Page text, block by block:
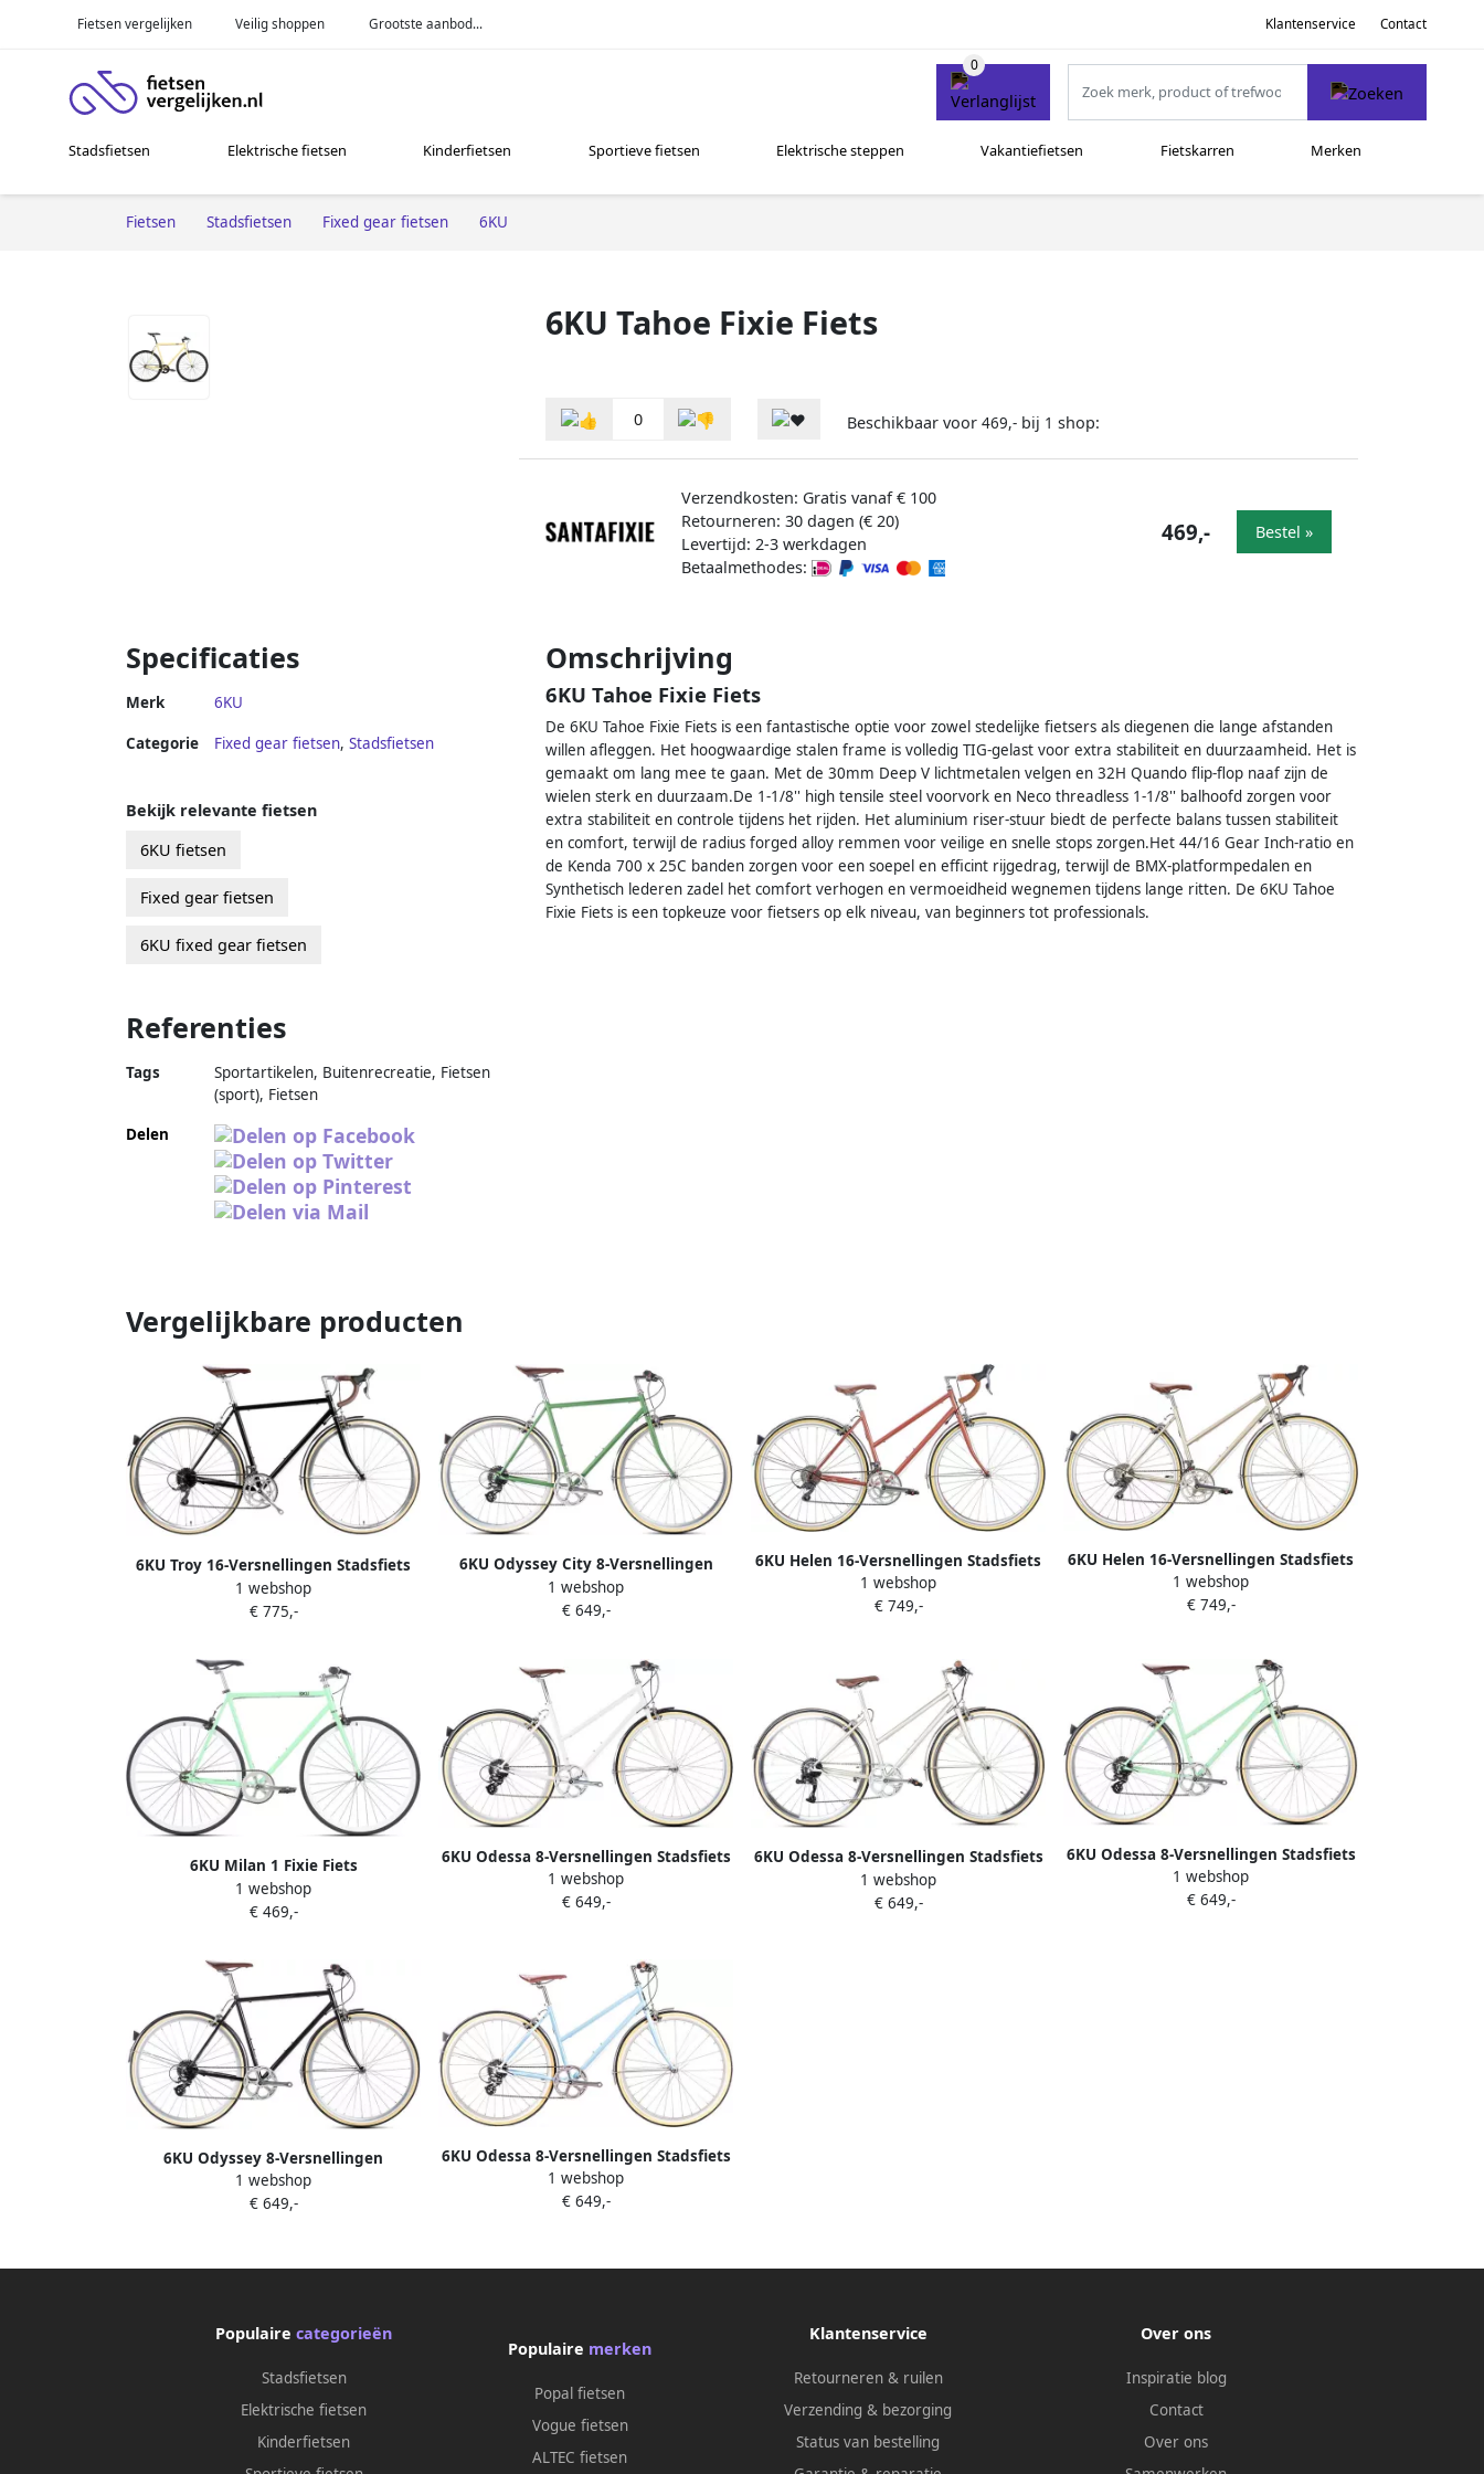
Fietsen vergelijken Veilig shoppen Grootste aanbod... Klantenservice Contact
Stadsfietsen Elektrische fietsen Kinderfietsen Sportieve fietsen Elektrische steppen Vakantiefietsen Fietskarren Merken
Fietsen Stadsfietsen Fixed gear fietsen 6KU
6KU Tahoe Fixie Fiets
0 Beschikbaar voor 469,- bij 1 shop:
Verzendkosten: Gratis vanaf € 100
Retourneren: 30 dagen (€ 20)
Levertijd: 2-3 werkdagen
Betaalmethodes:
469,- Bestel »
Specificaties
Merk 6KU
Categorie Fixed gear fietsen, Stadsfietsen
Omschrijving
6KU Tahoe Fixie Fiets
De 6KU Tahoe Fixie Fiets is een fantastische optie voor zowel stedelijke fietsers als diegenen die lange afstanden
willen afleggen. Het hoogwaardige stalen frame is volledig TIG-gelast voor extra stabiliteit en duurzaamheid. Het is
gemaakt om lang mee te gaan. Met de 30mm Deep V lichtmetalen velgen en 32H Quando flip-flop naaf zijn de
wielen sterk en duurzaam.De 1-1/8'' high tensile steel voorvork en Neco threadless 1-1/8'' balhoofd zorgen voor
extra stabiliteit en controle tijdens het rijden. Het aluminium riser-stuur biedt de perfecte balans tussen stabiliteit
en comfort, terwijl de radius forged alloy remmen voor veilige en snelle stops zorgen.Het 44/16 Gear Inch-ratio en
de Kenda 700 x 25C banden zorgen voor een soepel en efficint rijgedrag, terwijl de BMX-platformpedalen en
Synthetisch lederen zadel het comfort verhogen en vermoeidheid wegnemen tijdens lange ritten. De 6KU Tahoe
Fixie Fiets is een topkeuze voor fietsers op elk niveau, van beginners tot professionals.
Bekijk relevante fietsen
6KU fietsen
Fixed gear fietsen
6KU fixed gear fietsen
Referenties
Tags
Sportartikelen, Buitenrecreatie, Fietsen
(sport), Fietsen
Delen
Vergelijkbare producten
6KU Troy 16-Versnellingen Stadsfiets
Del Rey Black
1 webshop
€ 775,-
6KU Odyssey City 8-Versnellingen
Stadsfiets Silverlake
1 webshop
€ 649,-
6KU Helen 16-Versnellingen Stadsfiets
Rose Gold
1 webshop
€ 749,-
6KU Helen 16-Versnellingen Stadsfiets
Champagne
1 webshop
€ 749,-
6KU Milan 1 Fixie Fiets
1 webshop
€ 469,-
6KU Odessa 8-Versnellingen Stadsfiets
Coney White
1 webshop
€ 649,-
6KU Odessa 8-Versnellingen Stadsfiets
Pershing Gold
1 webshop
€ 649,-
6KU Odessa 8-Versnellingen Stadsfiets
Elysian Green
1 webshop
€ 649,-
6KU Odyssey 8-Versnellingen
Stadsfiets Delano Black
1 webshop
€ 649,-
6KU Odessa 8-Versnellingen Stadsfiets
Maryland Blue
1 webshop
€ 649,-
Populairecategorieën
Stadsfietsen
Elektrische fietsen
Kinderfietsen
Populaire merken
Popal fietsen
Vogue fietsen
ALTEC fietsen
Klantenservice
Retourneren & ruilen
Verzending & bezorging
Status van bestelling
Over ons
Inspiratie blog
Contact
Over ons